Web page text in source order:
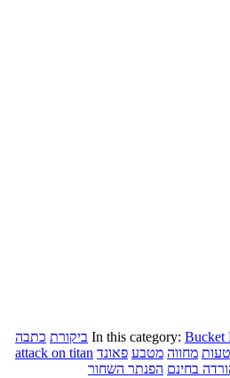
In this category: Bucket ביקורת כתבה
טעות מחווה מטבע פאונד attack on titan
בחינם הפנתר השחור